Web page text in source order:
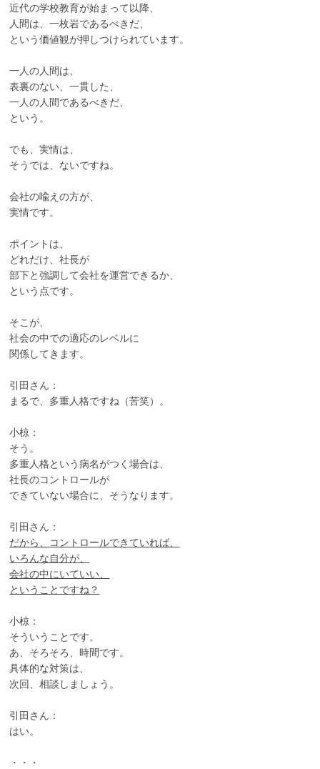
近代の学校教育が始まって以降、
人間は、一枚岩であるべきだ、
という価値観が押しつけられています。
一人の人間は、
表裏のない、一貫した、
一人の人間であるべきだ、
という。
でも、実情は、
そうでは、ないですね。
会社の喩えの方が、
実情です。
ポイントは、
どれだけ、社長が
部下と強調して会社を運営できるか、
という点です。
そこが、
社会の中での適応のレベルに
関係してきます。
引田さん：
まるで、多重人格ですね（苦笑）。
小椋：
そう。
多重人格という病名がつく場合は、
社長のコントロールが
できていない場合に、そうなります。
引田さん：
だから、コントロールできていれば、
いろんな自分が、
会社の中にいていい、
ということですね？
小椋：
そういうことです。
あ、そろそろ、時間です。
具体的な対策は、
次回、相談しましょう。
引田さん：
はい。
・・・